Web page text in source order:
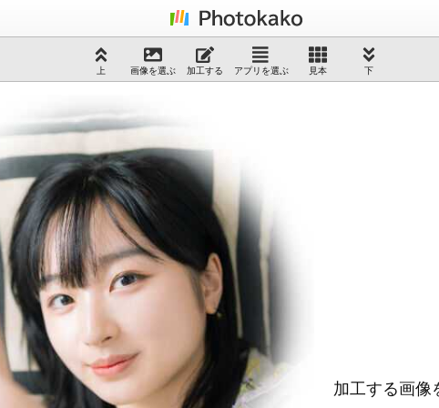
上 画像を選ぶ 加工する アプリを選ぶ 見本 下
加工する画像